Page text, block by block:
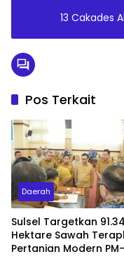
13 Cakades
Pos Terkait
Daerah
Sulsel Targetkan
Hektare Sawah
Pertanian Modern